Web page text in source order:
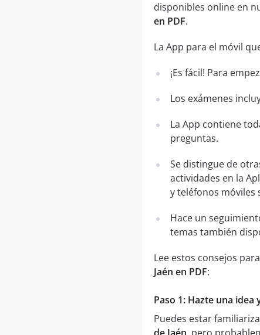
disponibles online en
en PDF.
La App para el móvil
¡Es fácil! Para
Los exámenes
La App contiene
preguntas.
Se distingue de
actividades en la
y teléfonos móviles
Hace un
temas también
Lee estos consejos
Jaén en PDF:
Paso 1: Hazte una
Puedes estar